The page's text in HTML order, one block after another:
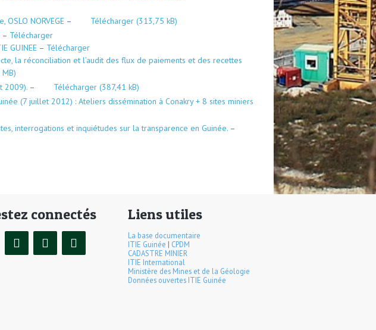
NORVEGE –
Télécharger
– Télécharger
GUINEE – Télécharger
la réconciliation et l’audit des flux de paiements et des recettes
2009). –
Télécharger
(7 juillet 2012) : Ateliers dissémination à Conakry + 8 sites miniers
interrogations et inquiétudes sur la transparence en Guinée. –
connectés Liens utiles
La base documentaire
ITIE Guinée | CPDM
CADASTRE MINIER
ITIE International
Ministère des Mines et de la Géologie
Données ouvertes ITIE Guinée